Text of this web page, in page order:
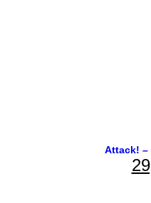
Attack! –